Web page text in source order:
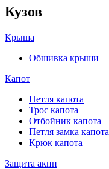
Кузов
Крыша
Обшивка крыши
Капот
Петля капота
Трос капота
Отбойник капота
Петля замка капота
Крюк капота
Защита акпп